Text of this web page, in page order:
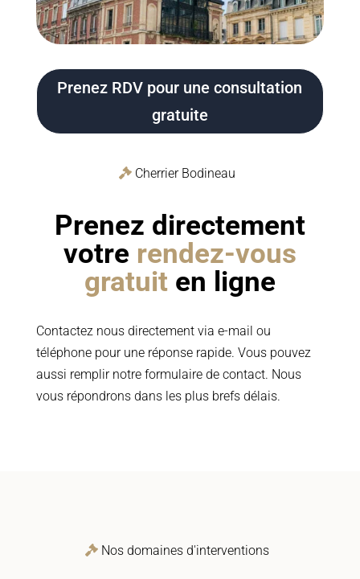
Prenez RDV pour une consultation
gratuite
Cherrier Bodineau
Prenez directement
votre rendez-vous
gratuiten ligne
Contactez nous directement via e-mail ou
téléphone pour une réponse rapide. Vous pouvez
aussi remplir notre formulaire de contact. Nous
vous répondrons dans les plus brefs délais.
Nos domaines d'interventions